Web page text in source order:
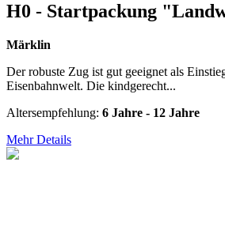
H0 - Startpackung
Märklin
Der robuste Zug ist gut geeignet als
Eisenbahnwelt. Die kindgerecht...
Altersempfehlung: 6 Jahre - 12 Jahre
Mehr Details